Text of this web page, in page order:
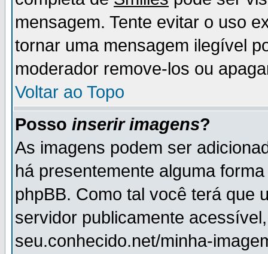
mensagem. Tente evitar o uso
tornar uma mensagem ilegível
moderador remove-los ou
Voltar ao Topo
Posso inserir imagens?
As imagens podem ser
há presentemente alguma
phpBB. Como tal você terá que
servidor publicamente
seu.conhecido.net/minha-